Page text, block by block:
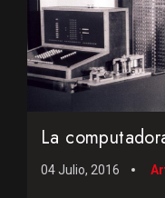
La
04 Julio, 2016